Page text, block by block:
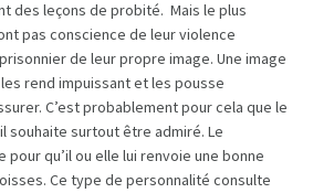
des leçons de probité. Mais le plus
pas conscience de leur violence
de leur propre image. Une image
rend impuissant et les pousse
C’est probablement pour cela que le
souhaite surtout être admiré. Le
pour qu’il ou elle lui renvoie une bonne
Ce type de personnalité consulte